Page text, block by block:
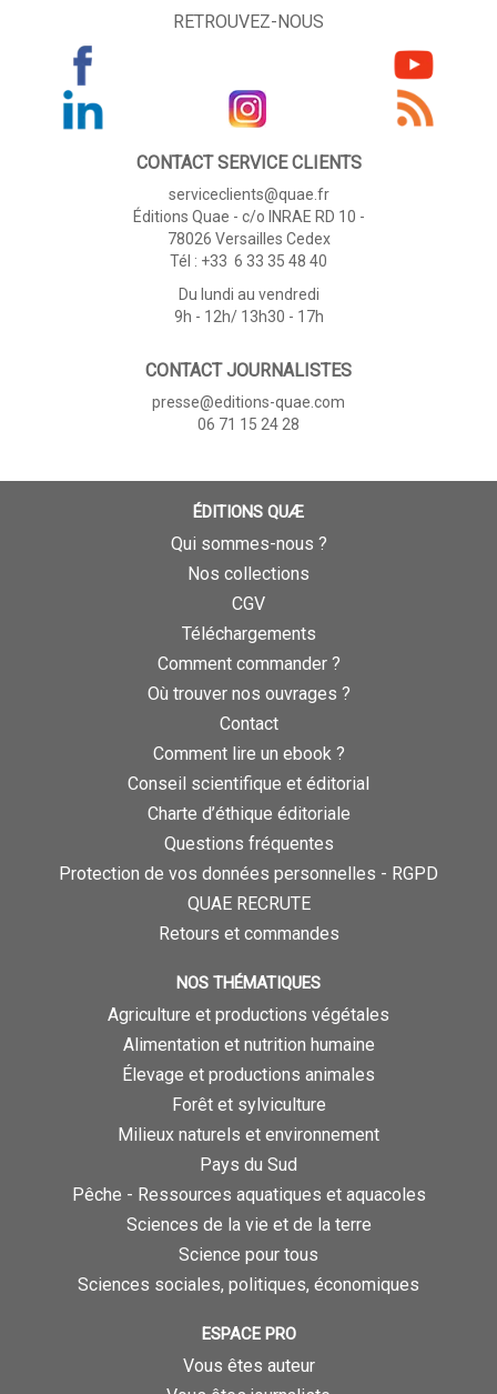
RETROUVEZ-NOUS
CONTACT SERVICE CLIENTS
serviceclients@quae.fr
Éditions Quae - c/o INRAE RD 10 -
78026 Versailles Cedex
Tél : +33 6 33 35 48 40
Du lundi au vendredi
9h - 12h/ 13h30 - 17h
CONTACT JOURNALISTES
presse@editions-quae.com
06 71 15 24 28
ÉDITIONS QUÆ
Qui sommes-nous ?
Nos collections
CGV
Téléchargements
Comment commander ?
Où trouver nos ouvrages ?
Contact
Comment lire un ebook ?
Conseil scientifique et éditorial
Charte d’éthique éditoriale
Questions fréquentes
Protection de vos données personnelles - RGPD
QUAE RECRUTE
Retours et commandes
NOS THÉMATIQUES
Agriculture et productions végétales
Alimentation et nutrition humaine
Élevage et productions animales
Forêt et sylviculture
Milieux naturels et environnement
Pays du Sud
Pêche - Ressources aquatiques et aquacoles
Sciences de la vie et de la terre
Science pour tous
Sciences sociales, politiques, économiques
ESPACE PRO
Vous êtes auteur